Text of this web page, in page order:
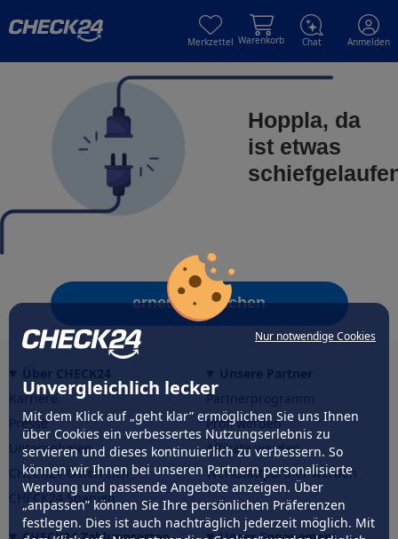
Nur notwendige Cookies
Unvergleichlich lecker
Mit dem Klick auf „geht klar” ermöglichen Sie uns Ihnen
über Cookies ein verbessertes Nutzungserlebnis zu
servieren und dieses kontinuierlich zu verbessern. So
können wir Ihnen bei unseren Partnern personalisierte
Werbung und passende Angebote anzeigen. Über
„anpassen” können Sie Ihre persönlichen Präferenzen
festlegen. Dies ist auch nachträglich jederzeit möglich. Mit
Merkzettel Warenkorb Chat Anmelden
Hoppla, da
ist etwas
erneut versuchen
Karriere
Presse
Unternehmen
CHECK24 Österreich
CHECK24 Spanien
Partnerprogramm
Profi werden
Affiliate werden
Werkstattpartner werden